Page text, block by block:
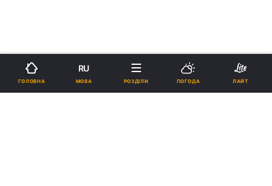
ГОЛОВНА
RU
МОВА РОЗДІЛИ ПОГОДА ЛАЙТ